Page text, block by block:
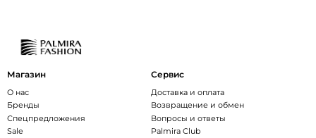
Магазин
О нас
Бренды
Спецпредложения
Sale
Сервис
Доставка и оплата
Возвращение и обмен
Вопросы и ответы
Palmira Club